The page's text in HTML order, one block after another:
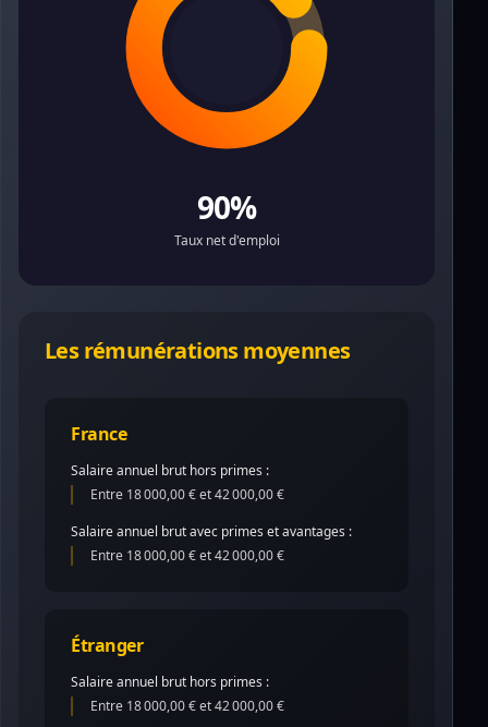
90%
Taux net d'emploi
Les rémunérations moyennes
France
Salaire annuel brut hors primes :
Entre 18 000,00 € et 42 000,00 €
Salaire annuel brut avec primes et avantages :
Entre 18 000,00 € et 42 000,00 €
Étranger
Salaire annuel brut hors primes :
Entre 18 000,00 € et 42 000,00 €